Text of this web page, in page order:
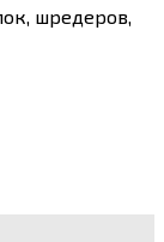
шредеров,